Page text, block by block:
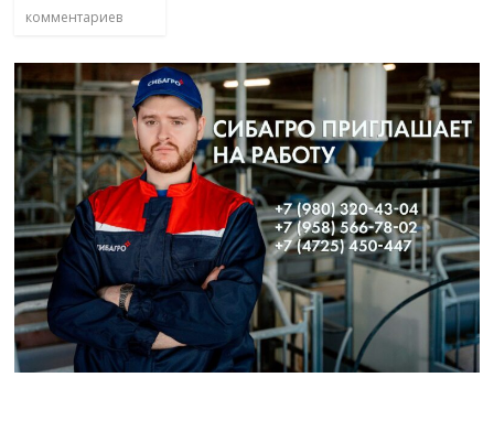
комментариев